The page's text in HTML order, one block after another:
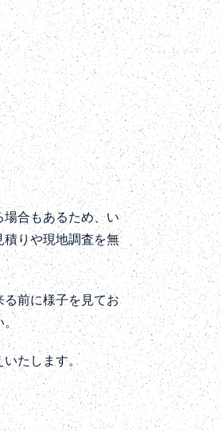
場合もあるため、い
積りや現地調査を無
前に様子を見てお
。
たします。